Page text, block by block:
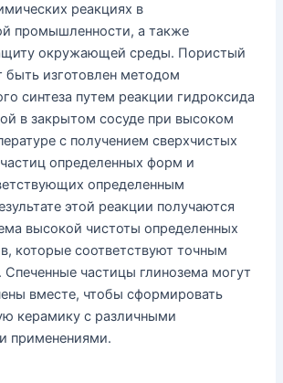
реакциях в
промышленности, а также
окружающей среды. Пористый
быть изготовлен методом
синтеза путем реакции гидроксида
в закрытом сосуде при высоком
с получением сверхчистых
определенных форм и
определенным
этой реакции получаются
высокой чистоты определенных
которые соответствуют точным
частицы глинозема могут
вместе, чтобы сформировать
керамику с различными
применениями.